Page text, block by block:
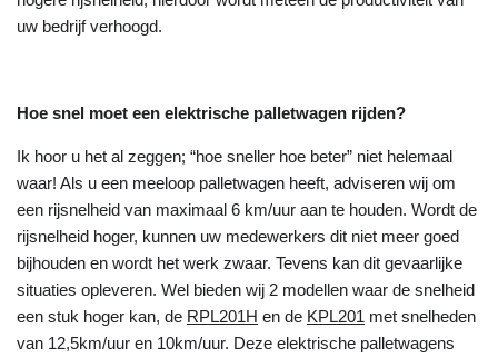
uw bedrijf verhoogd.
Hoe snel moet een elektrische palletwagen rijden?
Ik hoor u het al zeggen; “hoe sneller hoe beter” niet helemaal
waar! Als u een meeloop palletwagen heeft, adviseren wij om
een rijsnelheid van maximaal 6 km/uur aan te houden. Wordt de
rijsnelheid hoger, kunnen uw medewerkers dit niet meer goed
bijhouden en wordt het werk zwaar. Tevens kan dit gevaarlijke
situaties opleveren. Wel bieden wij 2 modellen waar de snelheid
een stuk hoger kan, de RPL201H en de KPL201 met snelheden
van 12,5km/uur en 10km/uur. Deze elektrische palletwagens